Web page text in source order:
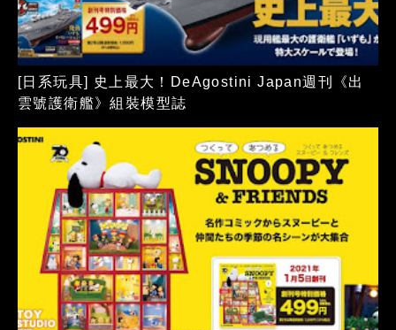
[日系玩具] 史上最大！DeAgostini Japan週刊《出
雲號護衛艦》組裝模型誌